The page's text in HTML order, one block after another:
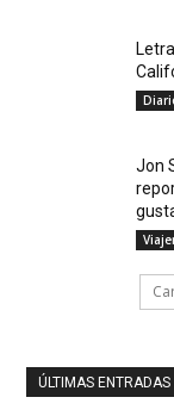
Jon
ÚLTIMAS ENTRADAS